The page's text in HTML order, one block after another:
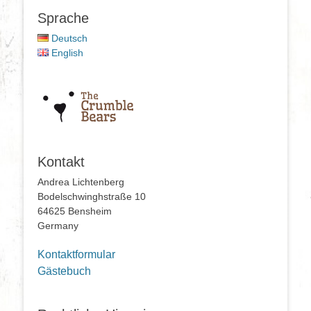
Sprache
Deutsch
English
Kontakt
Andrea Lichtenberg
Bodelschwinghstraße 10
64625 Bensheim
Germany
Kontaktformular
Gästebuch